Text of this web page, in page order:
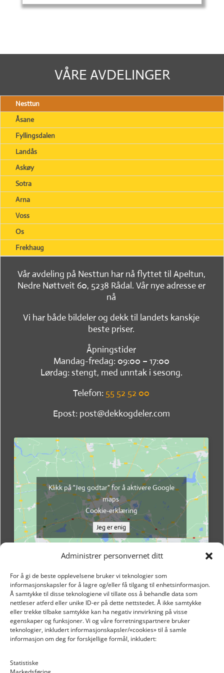
Administrer personvernet ditt
For å gi de beste opplevelsene bruker vi teknologier som
informasjonskapsler for å lagre og/eller få tilgang til enhetsinformasjon.
Å samtykke til disse teknologiene vil tillate oss å behandle data som
nettleser atferd eller unike ID-er på dette nettstedet. Å ikke samtykke
eller trekke tilbake samtykke kan ha negativ innvirkning på visse
egenskaper og funksjoner. Vi og våre forretningspartnere bruker
teknologier, inkludert informasjonskapsler/«cookies» til å samle
informasjon om deg for forskjellige formål, inkludert:
Statistiske
VÅRE AVDELINGER
Nesttun
Åsane
Fyllingsdalen
Landås
Askøy
Sotra
Arna
Voss
Os
Frekhaug
Vår avdeling på Nesttun har nå flyttet til Apeltun,
Nedre Nøttveit 60, 5238 Rådal. Vår nye adresse er
nå
Vi har både bildeler og dekk til landets kanskje
beste priser.
Åpningstider
Mandag-fredag: 09:00 – 17:00
Lørdag: stengt, med unntak i sesong.
Telefon: 55 52 52 00
Epost: post@dekkogdeler.com
Klikk på "Jeg godtar" for å aktivere Google
maps
Cookie-erklæring
Jeg er enig